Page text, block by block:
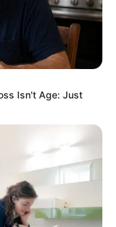
ΠΕΔΙΟ
ΓΗ ΜΑΣ… ΤΟΝ ΛΟΓΟ
ΣΗΜΑΙΝΕΙ
Isn't Age: Just